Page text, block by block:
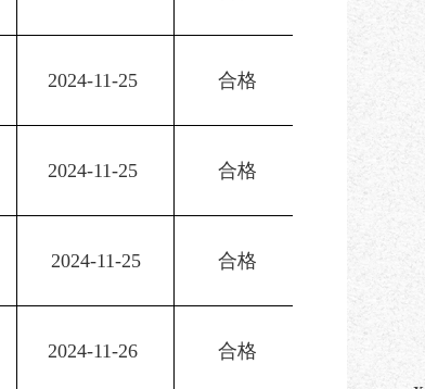
2024-11-25 合格
2024-11-25 合格
2024-11-25 合格
2024-11-26 合格